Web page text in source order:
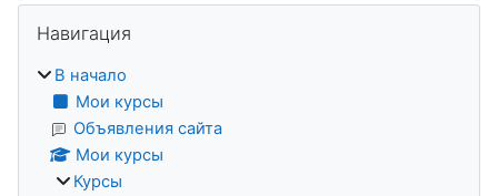
Блоки
Навигация
В начало
Мои курсы
Объявления сайта
Мои курсы
Курсы